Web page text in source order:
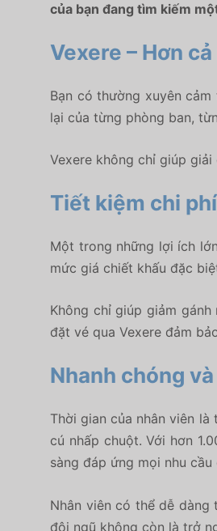
của bạn đang tìm kiếm
Vexere – Hơn
Bạn có thường xuyên
lại của từng phòng ban,
Vexere không chỉ giúp
Tiết kiệm chi
Một trong những lợi ích
mức giá chiết khấu đặc
Không chỉ giúp giảm
đặt vé qua Vexere đảm
Nhanh chóng
Thời gian của nhân viên
cú nhấp chuột. Với hơn
sàng đáp ứng mọi nhu cầu
Nhân viên có thể dễ
đội ngũ không còn là trở